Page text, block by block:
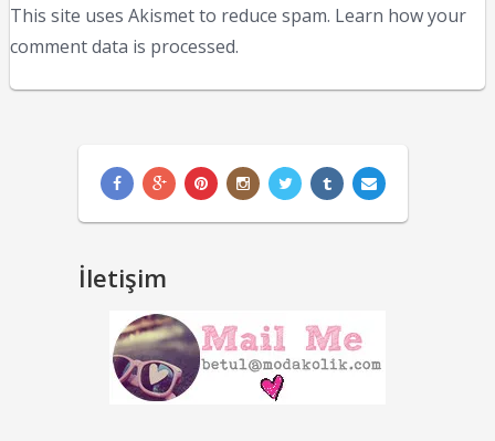
This site uses Akismet to reduce spam. Learn how your
comment data is processed.
İletişim